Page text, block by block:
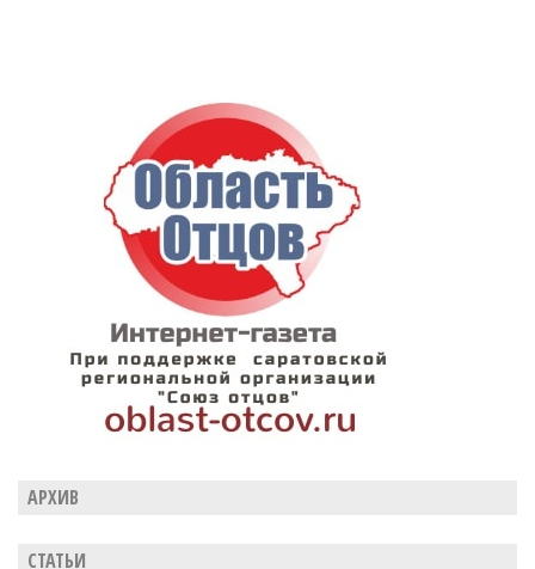
АРХИВ
СТАТЬИ